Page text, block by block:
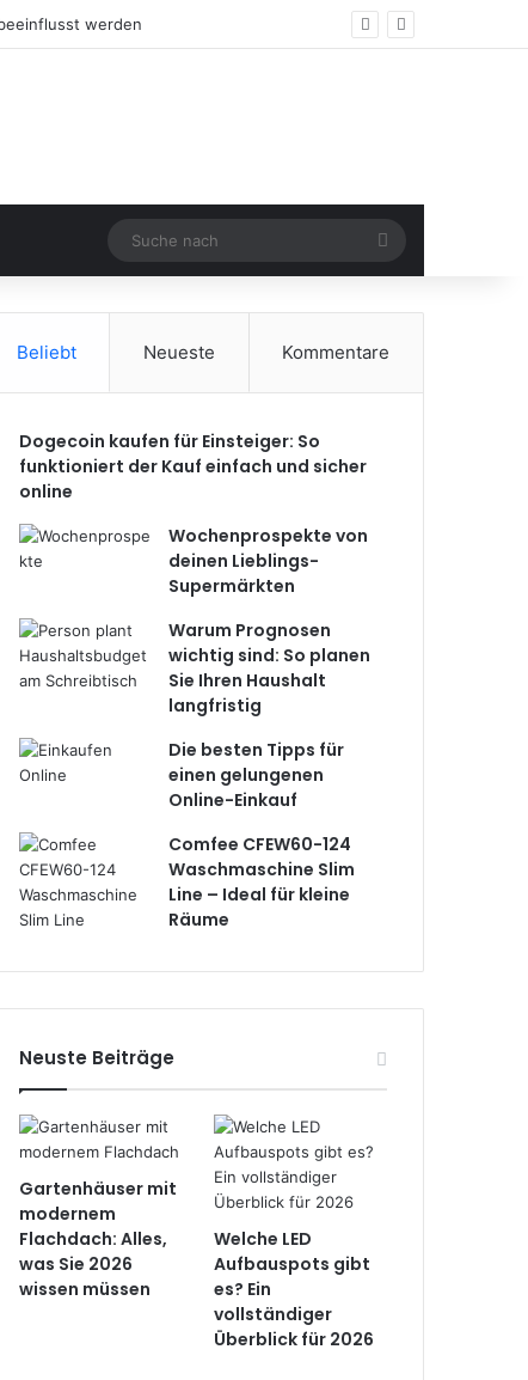
Suche
nach
Beliebt Neueste Kommentare
Dogecoin kaufen für Einsteiger: So
funktioniert der Kauf einfach und sicher
online
Wochenprospekte von
deinen Lieblings-
Supermärkten
Warum Prognosen
wichtig sind: So planen
Sie Ihren Haushalt
langfristig
Die besten Tipps für
einen gelungenen
Online-Einkauf
Comfee CFEW60-124
Waschmaschine Slim
Line – Ideal für kleine
Räume
Neuste Beiträge
Gartenhäuser mit
modernem
Flachdach: Alles,
was Sie 2026
wissen müssen
Welche LED
Aufbauspots gibt
es? Ein
vollständiger
Überblick für 2026